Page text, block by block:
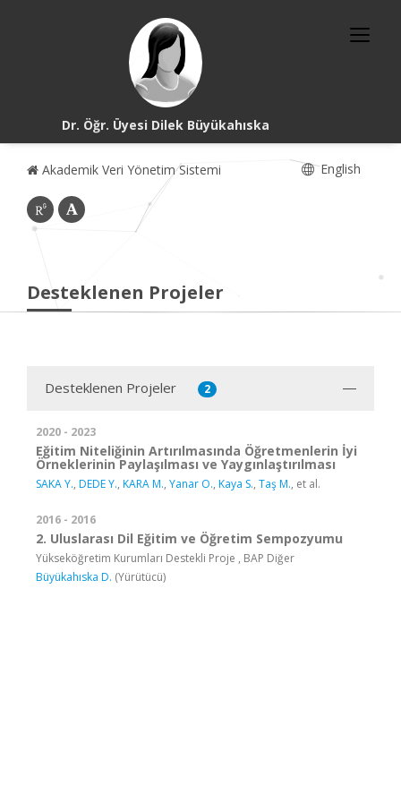
Dr. Öğr. Üyesi Dilek Büyükahıska
Akademik Veri Yönetim Sistemi English
Desteklenen Projeler
Desteklenen Projeler 2
2020 - 2023
Eğitim Niteliğinin Artırılmasında Öğretmenlerin İyi
Örneklerinin Paylaşılması ve Yaygınlaştırılması
SAKA Y., DEDE Y., KARA M., Yanar O., Kaya S., Taş M., et al.
2016 - 2016
2. Uluslarası Dil Eğitim ve Öğretim Sempozyumu
Yükseköğretim Kurumları Destekli Proje , BAP Diğer
Büyükahıska D. (Yürütücü)